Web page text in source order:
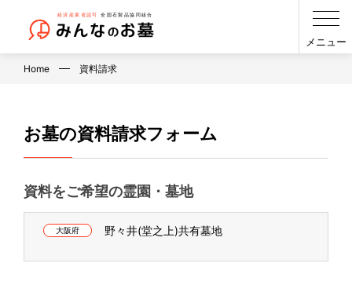
メニュー
Home 資料請求
お墓の資料請求フォーム
資料をご希望の霊園・墓地
大阪府 野々井(堂之上)共有墓地